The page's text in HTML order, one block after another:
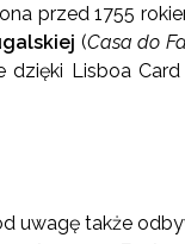
przed 1755
(Casa do
dzięki Lisboa
uwagę także